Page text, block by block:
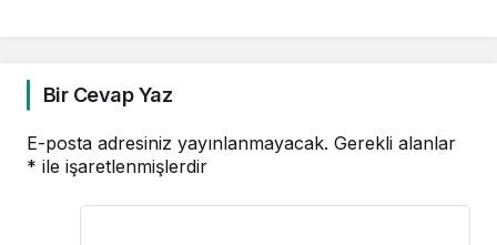
Bir Cevap Yaz
E-posta adresiniz yayınlanmayacak. Gerekli alanlar
* ile işaretlenmişlerdir